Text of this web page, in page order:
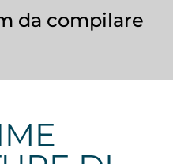
da compilare